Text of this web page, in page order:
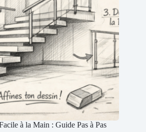
à la Main : Guide Pas à Pas